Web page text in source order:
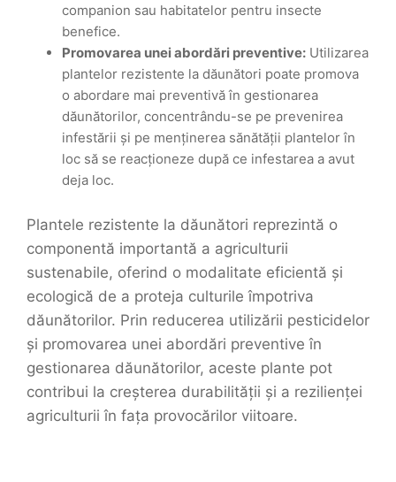
companion sau habitatelor pentru insecte
benefice.
Promovarea unei abordări preventive: Utilizarea
plantelor rezistente la dăunători poate promova
o abordare mai preventivă în gestionarea
dăunătorilor, concentrându-se pe prevenirea
infestării și pe menținerea sănătății plantelor în
loc să se reacționeze după ce infestarea a avut
deja loc.
Plantele rezistente la dăunători reprezintă o
componentă importantă a agriculturii
sustenabile, oferind o modalitate eficientă și
ecologică de a proteja culturile împotriva
dăunătorilor. Prin reducerea utilizării pesticidelor
și promovarea unei abordări preventive în
gestionarea dăunătorilor, aceste plante pot
contribui la creșterea durabilității și a rezilienței
agriculturii în fața provocărilor viitoare.